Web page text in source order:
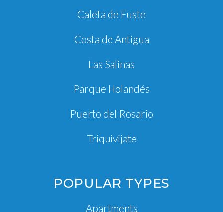
Caleta de Fuste
Costa de Antigua
Las Salinas
Parque Holandés
Puerto del Rosario
Triquivijate
POPULAR TYPES
Apartments